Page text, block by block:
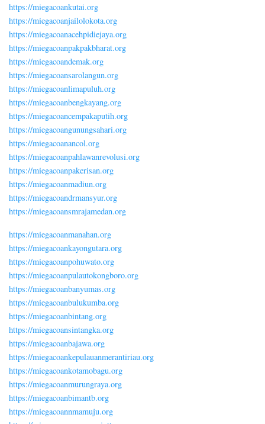
https://miegacoankutai.org
https://miegacoanjailolokota.org
https://miegacoanacehpidiejaya.org
https://miegacoanpakpakbharat.org
https://miegacoandemak.org
https://miegacoansarolangun.org
https://miegacoanlimapuluh.org
https://miegacoanbengkayang.org
https://miegacoancempakaputih.org
https://miegacoangunungsahari.org
https://miegacoanancol.org
https://miegacoanpahlawanrevolusi.org
https://miegacoanpakerisan.org
https://miegacoanmadiun.org
https://miegacoandrmansyur.org
https://miegacoansmrajamedan.org
https://miegacoanmanahan.org
https://miegacoankayongutara.org
https://miegacoanpohuwato.org
https://miegacoanpulautokongboro.org
https://miegacoanbanyumas.org
https://miegacoanbulukumba.org
https://miegacoanbintang.org
https://miegacoansintangka.org
https://miegacoanbajawa.org
https://miegacoankepulauanmerantiriau.org
https://miegacoankotamobagu.org
https://miegacoanmurungraya.org
https://miegacoanbimantb.org
https://miegacoannmamuju.org